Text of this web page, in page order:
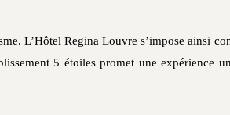
L’Hôtel Regina Louvre s’impose ainsi
5 étoiles promet une expérience